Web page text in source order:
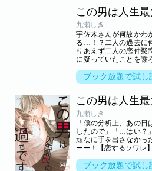
この男は人生
九瀬しき
宇佐木さんが何故かわ
る…！？二人の過去に
りあえず二人の恋仲疑
に疑っていたことを謝
ブック放題で試し
この男は人生
九瀬しき
「僕の分析上、あの
したので」「…はい？
頑なに手を出さなかっ
ーー！【恋するソワレ】
ブック放題で試し